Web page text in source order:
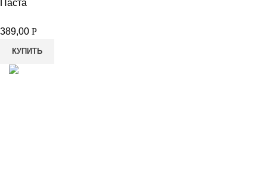
Паста
389,00 Р
КУПИТЬ